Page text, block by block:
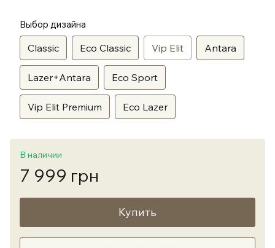
Выбор дизайна
Classic Eco Classic Vip Elit Antara
Lazer+Antara Eco Sport
Vip Elit Premium Eco Lazer
В наличии
7 999 грн
Купить